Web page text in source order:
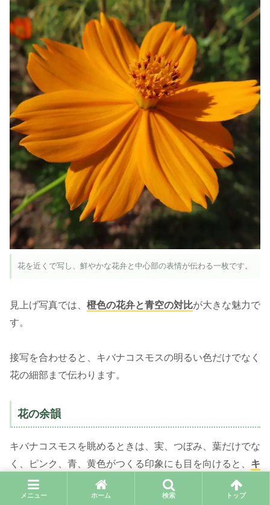
花を近くで写し、鮮やかな花弁と中心部の表情が伝わる一枚です。
見上げ写真では、 橙色の花弁と青空の対比が大きな魅力で
す。
接写を合わせると、キバナコスモスの明るい色だけでなく
花の細部まで伝わります。
花の余韻
キバナコスモスを眺めるときは、実、つぼみ、葉だけでな
く、ピンク、青、黄色がつくる印象にも目を向けると、 キ
バナコスモスらしい表情
がより深く伝わります。
メニュー ホーム 検索 トップ